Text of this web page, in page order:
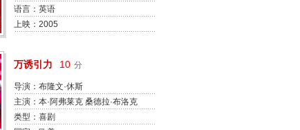
Winston J. Rocha Rafael Simé«?
Jsu Garcia Rick Simon
语言：英语
上映：2005
万诱引力 10 分
导演：布隆文·休斯
主演：本·阿弗莱克 桑德拉·布洛克
莫拉·蒂尔尼 史蒂夫·扎恩 布莱思·
类型：喜剧